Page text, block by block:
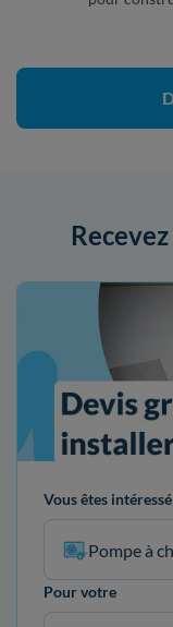
Vous êtes
Pompe à
Pour votre